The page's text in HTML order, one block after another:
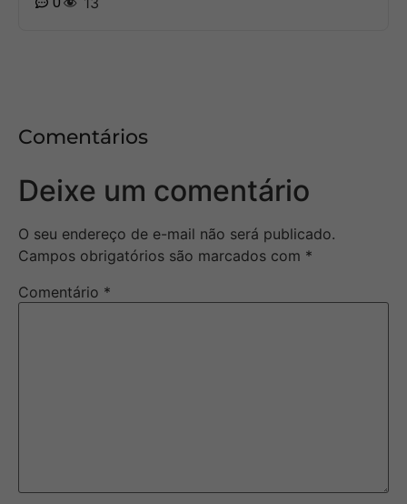
Comentários
Deixe um comentário
O seu endereço de e-mail não será publicado.
Campos obrigatórios são marcados com *
Comentário *